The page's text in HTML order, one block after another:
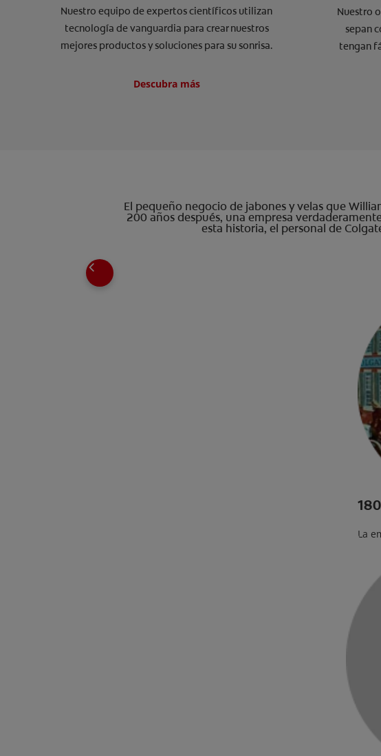
Nuestro equipo de expertos científicos utilizan
tecnología de vanguardia para crear nuestros
mejores productos y soluciones para su sonrisa.
Descubra más
Nuestro
sepan
tengan
El pequeño negocio de jabones y velas que
200 años después, una empresa
esta historia, el personal de
La